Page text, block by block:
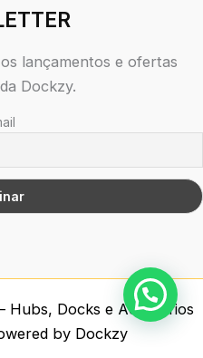
lançamentos e ofertas
Dockzy.
Docks e Acessórios
by Dockzy